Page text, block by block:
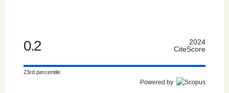
0.2
2024
CiteScore
23rd percentile
Powered by